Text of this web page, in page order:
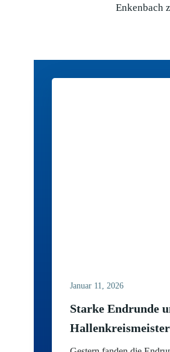
Enkenbach
Januar 11, 2026
Starke Endrunde